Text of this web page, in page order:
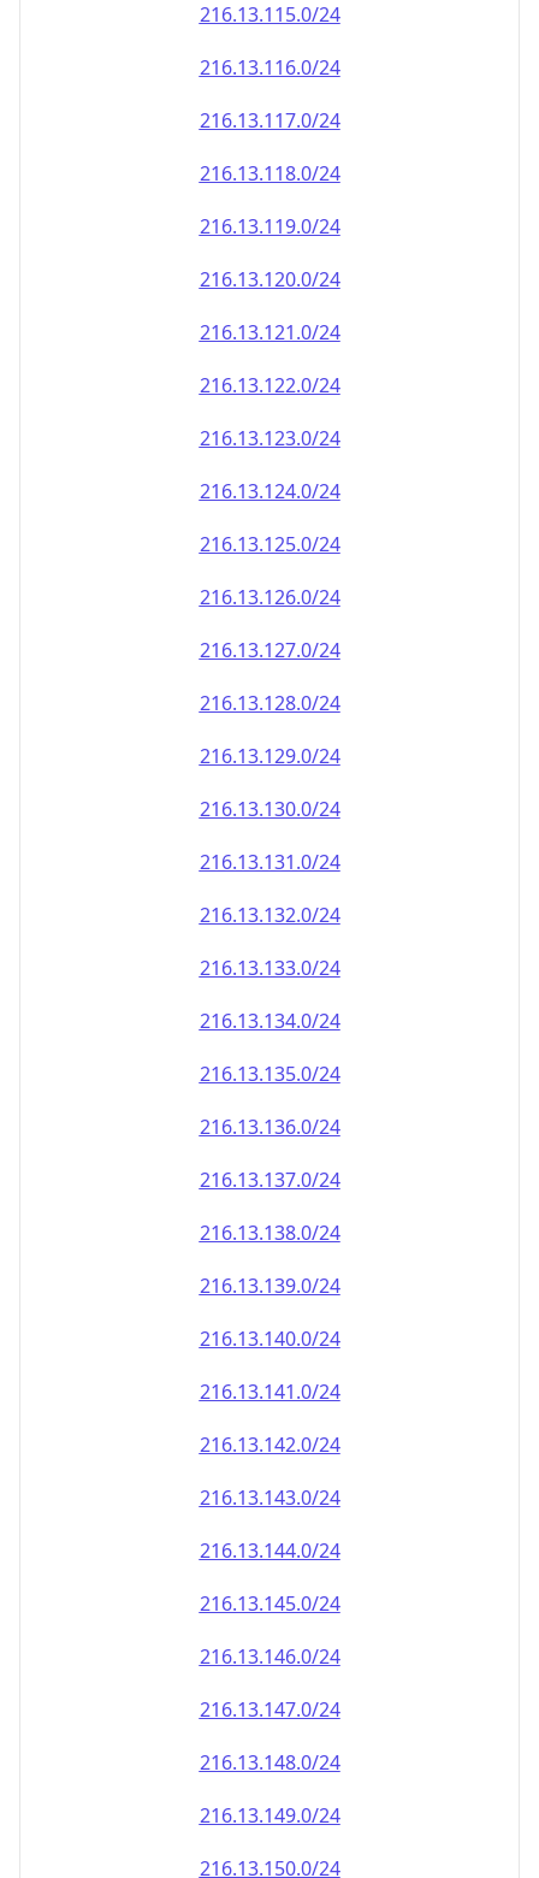
216.13.115.0/24
216.13.116.0/24
216.13.117.0/24
216.13.118.0/24
216.13.119.0/24
216.13.120.0/24
216.13.121.0/24
216.13.122.0/24
216.13.123.0/24
216.13.124.0/24
216.13.125.0/24
216.13.126.0/24
216.13.127.0/24
216.13.128.0/24
216.13.129.0/24
216.13.130.0/24
216.13.131.0/24
216.13.132.0/24
216.13.133.0/24
216.13.134.0/24
216.13.135.0/24
216.13.136.0/24
216.13.137.0/24
216.13.138.0/24
216.13.139.0/24
216.13.140.0/24
216.13.141.0/24
216.13.142.0/24
216.13.143.0/24
216.13.144.0/24
216.13.145.0/24
216.13.146.0/24
216.13.147.0/24
216.13.148.0/24
216.13.149.0/24
216.13.150.0/24